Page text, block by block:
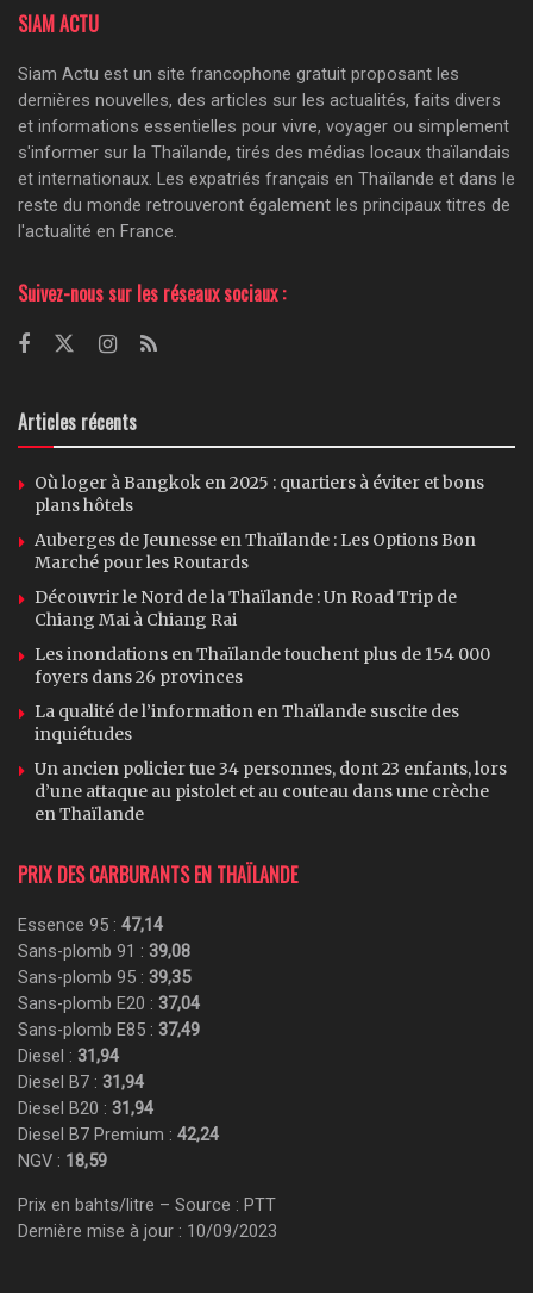
SIAM ACTU
Siam Actu est un site francophone gratuit proposant les
dernières nouvelles, des articles sur les actualités, faits divers
et informations essentielles pour vivre, voyager ou simplement
s'informer sur la Thaïlande, tirés des médias locaux thaïlandais
et internationaux. Les expatriés français en Thaïlande et dans le
reste du monde retrouveront également les principaux titres de
l'actualité en France.
Suivez-nous sur les réseaux sociaux :
Articles récents
Où loger à Bangkok en 2025 : quartiers à éviter et bons
plans hôtels
Auberges de Jeunesse en Thaïlande : Les Options Bon
Marché pour les Routards
Découvrir le Nord de la Thaïlande : Un Road Trip de
Chiang Mai à Chiang Rai
Les inondations en Thaïlande touchent plus de 154 000
foyers dans 26 provinces
La qualité de l’information en Thaïlande suscite des
inquiétudes
Un ancien policier tue 34 personnes, dont 23 enfants, lors
d’une attaque au pistolet et au couteau dans une crèche
en Thaïlande
PRIX DES CARBURANTS EN THAÏLANDE
Essence 95 : 47,14
Sans-plomb 91 : 39,08
Sans-plomb 95 : 39,35
Sans-plomb E20 : 37,04
Sans-plomb E85 : 37,49
Diesel : 31,94
Diesel B7 : 31,94
Diesel B20 : 31,94
Diesel B7 Premium : 42,24
NGV : 18,59
Prix en bahts/litre – Source : PTT
Dernière mise à jour : 10/09/2023